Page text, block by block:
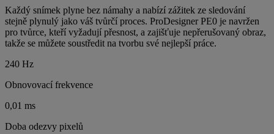
Každý snímek plyne bez námahy a nabízí zážitek ze sledování
stejně plynulý jako váš tvůrčí proces. ProDesigner PE0 je navržen
pro tvůrce, kteří vyžadují přesnost, a zajišťuje nepřerušovaný obraz,
takže se můžete soustředit na tvorbu své nejlepší práce.
240 Hz
Obnovovací frekvence
0,01 ms
Doba odezvy pixelů